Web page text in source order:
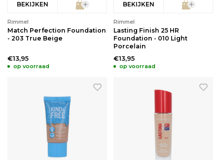
BEKIJKEN
Rimmel
Match Perfection Foundation
- 203 True Beige
€13,95
op voorraad
BEKIJKEN
Rimmel
Lasting Finish 25 HR
Foundation - 010 Light
Porcelain
€13,95
op voorraad